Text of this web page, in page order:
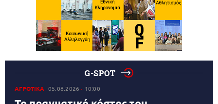
G-SPOT
ΑΓΡΟΤΙΚΑ 05.08.2026 10:00